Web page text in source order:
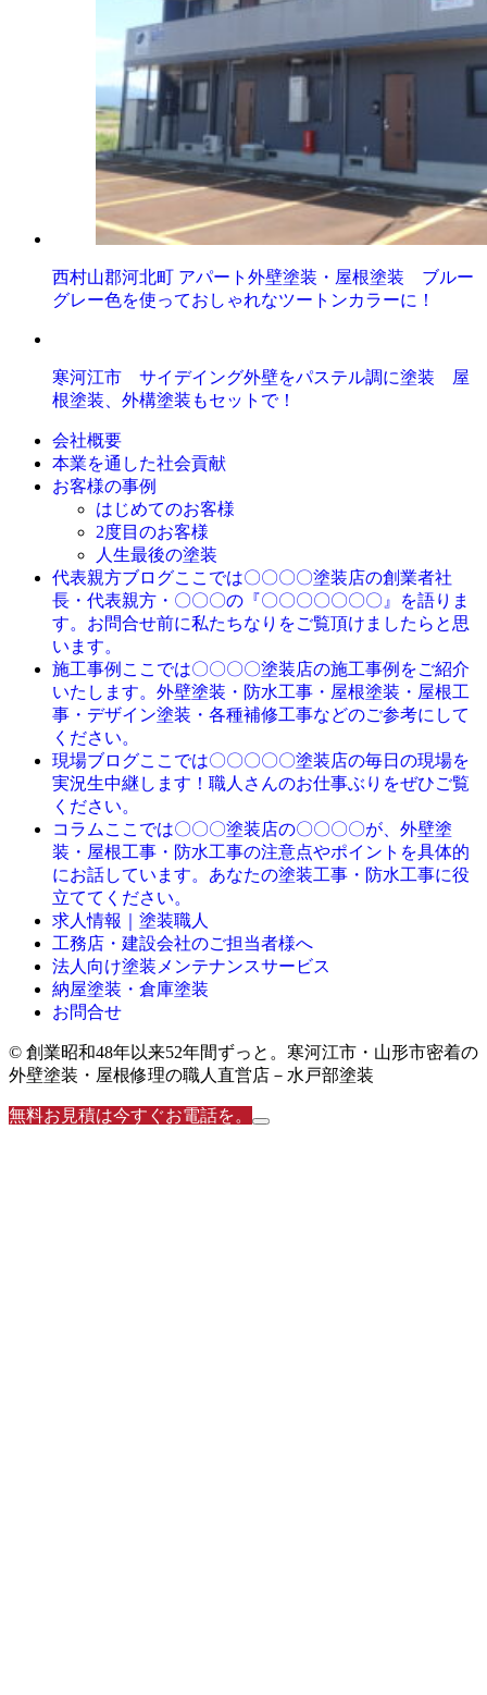
西村山郡河北町 アパート外壁塗装・屋根塗装 ブルー
グレー色を使っておしゃれなツートンカラーに！
寒河江市 サイデイング外壁をパステル調に塗装 屋
根塗装、外構塗装もセットで！
会社概要
本業を通した社会貢献
お客様の事例
はじめてのお客様
2度目のお客様
人生最後の塗装
代表親方ブログここでは〇〇〇〇塗装店の創業者社
長・代表親方・〇〇〇の『〇〇〇〇〇〇〇』を語りま
す。お問合せ前に私たちなりをご覧頂けましたらと思
います。
施工事例 ここでは〇〇〇〇塗装店の施工事例をご紹介
いたします。外壁塗装・防水工事・屋根塗装・屋根工
事・デザイン塗装・各種補修工事などのご参考にして
ください。
現場ブログここでは〇〇〇〇〇塗装店の毎日の現場を
実況生中継します！職人さんのお仕事ぶりをぜひご覧
ください。
コラム ここでは〇〇〇塗装店の〇〇〇〇が、外壁塗
装・屋根工事・防水工事の注意点やポイントを具体的
にお話しています。あなたの塗装工事・防水工事に役
立ててください。
求人情報｜塗装職人
工務店・建設会社のご担当者様へ
法人向け塗装メンテナンスサービス
納屋塗装・倉庫塗装
お問合せ
© 創業昭和48年以来52年間ずっと。寒河江市・山形市密着の
外壁塗装・屋根修理の職人直営店－水戸部塗装
無料お見積は今すぐお電話を。